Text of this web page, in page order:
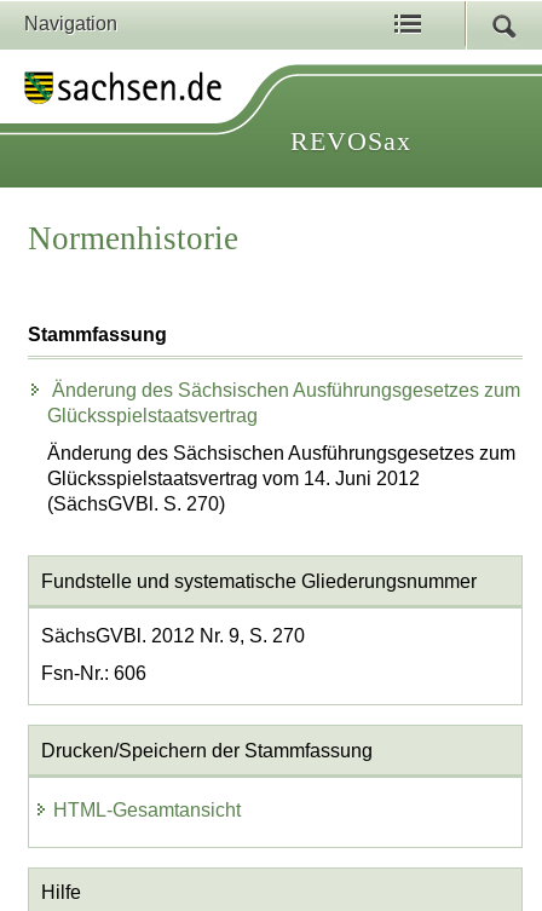
Navigation
REVOSax
Normenhistorie
Stammfassung
Änderung des Sächsischen Ausführungsgesetzes zum
Glücksspielstaatsvertrag
Änderung des Sächsischen Ausführungsgesetzes zum
Glücksspielstaatsvertrag vom 14. Juni 2012
(SächsGVBl. S. 270)
Fundstelle und systematische Gliederungsnummer
SächsGVBl. 2012 Nr. 9, S. 270
Fsn-Nr.: 606
Drucken/Speichern der Stammfassung
HTML-Gesamtansicht
Hilfe